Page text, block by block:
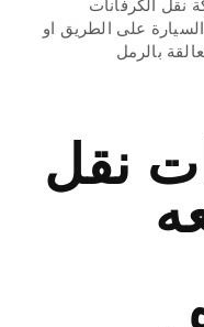
الكرفانات
على الطريق او
بالرمل
نقل